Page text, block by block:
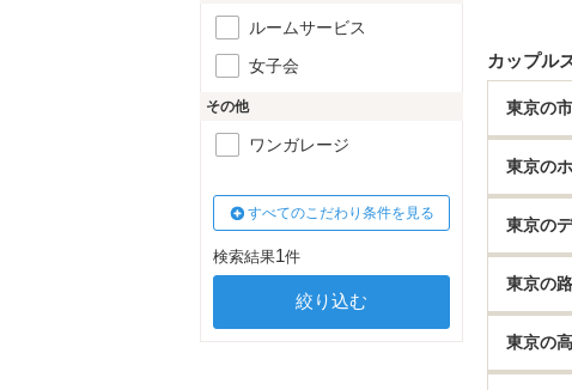
カップル
東京の
東京の
東京の
東京の
東京の
ルームサービス
女子会
その他
ワンガレージ
すべてのこだわり条件を見る
検索結果1件